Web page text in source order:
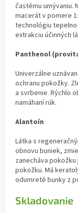
častému umývaniu.
macerát v pomere
technológiu
extrakciu účinných
Panthenol
Univerzálne
ochranu pokožky.
a svrbenie. Rýchlo
namáhaní rúk.
Alantoín
Látka s
obnovu buniek,
zanecháva
pokožku. Má
odumreté bunky z
Skladovanie